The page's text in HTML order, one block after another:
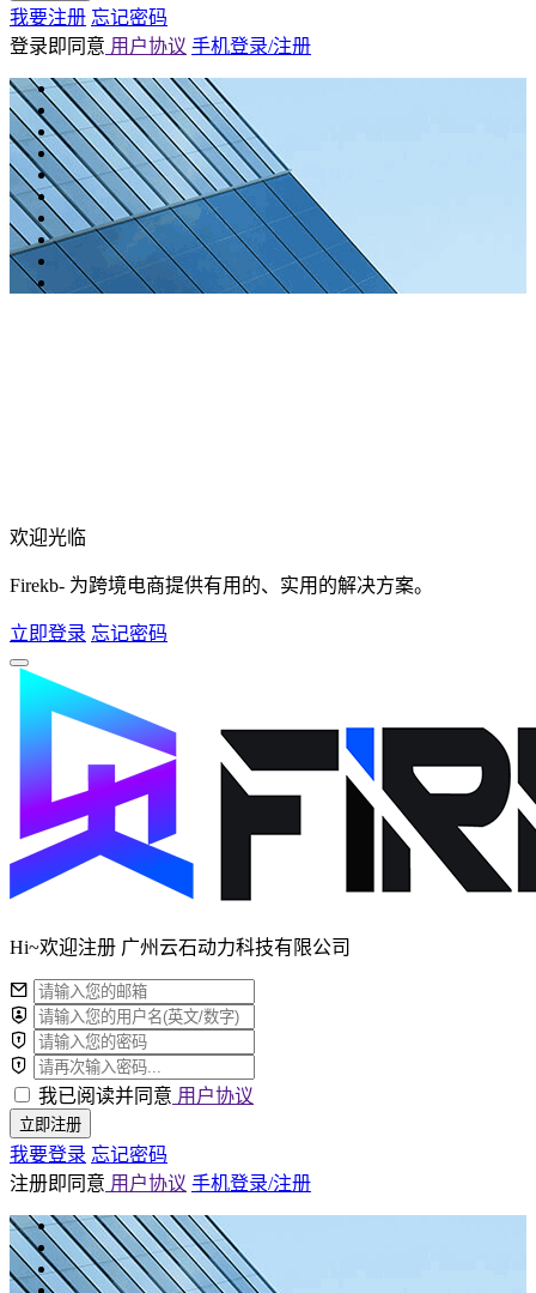
我要注册 忘记密码
登录即同意 用户协议 手机登录/注册
欢迎光临
Firekb- 为跨境电商提供有用的、实用的解决方案。
立即登录 忘记密码
Hi~欢迎注册 广州云石动力科技有限公司
我已阅读并同意 用户协议
立即注册
我要登录 忘记密码
注册即同意 用户协议 手机登录/注册